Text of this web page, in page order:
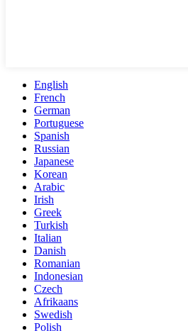
English
French
German
Portuguese
Spanish
Russian
Japanese
Korean
Arabic
Irish
Greek
Turkish
Italian
Danish
Romanian
Indonesian
Czech
Afrikaans
Swedish
Polish